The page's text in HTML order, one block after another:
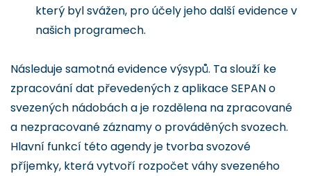
který byl svážen, pro účely jeho další evidence v
našich programech.
Následuje samotná evidence výsypů. Ta slouží ke
zpracování dat převedených z aplikace SEPAN o
svezených nádobách a je rozdělena na zpracované
a nezpracované záznamy o prováděných svozech.
Hlavní funkcí této agendy je tvorba svozové
příjemky, která vytvoří rozpočet váhy svezeného